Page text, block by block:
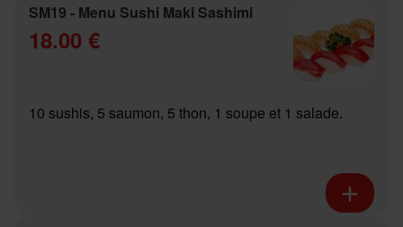
SM19 - Menu Sushi Maki Sashimi
18.00 €
10 sushis, 5 saumon, 5 thon, 1 soupe et 1 salade.